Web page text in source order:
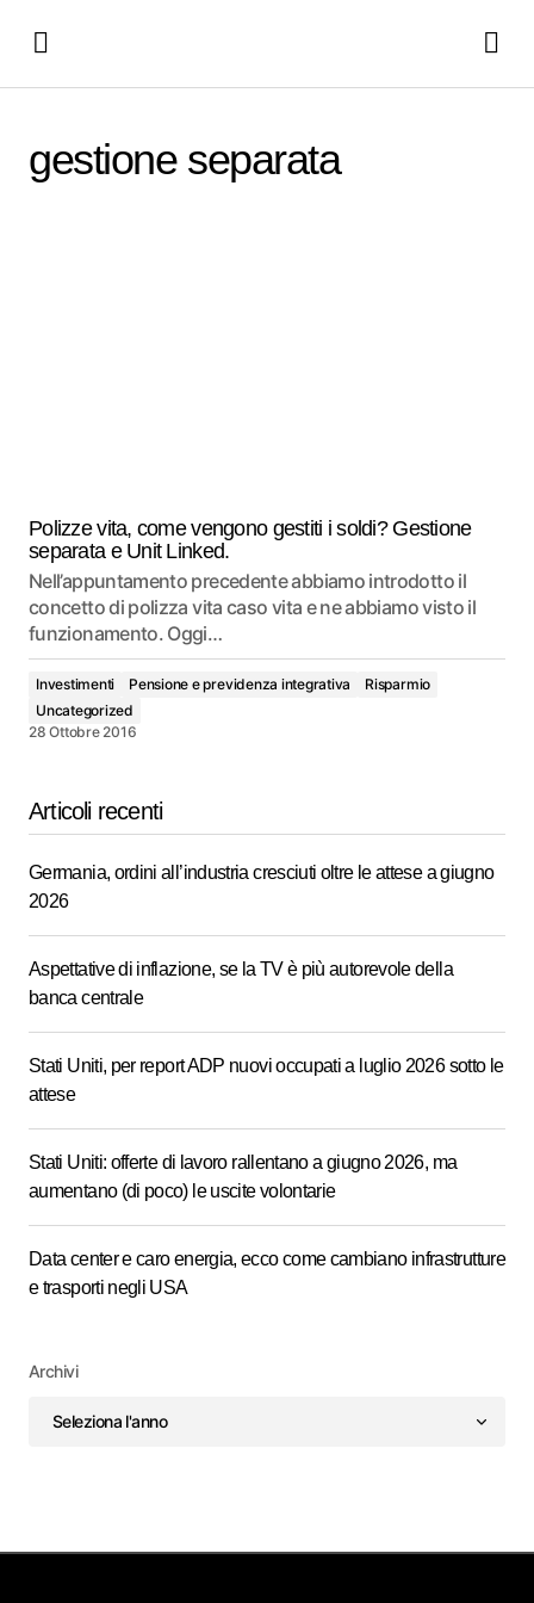
gestione separata
Polizze vita, come vengono gestiti i soldi? Gestione
separata e Unit Linked.
Nell’appuntamento precedente abbiamo introdotto il
concetto di polizza vita caso vita e ne abbiamo visto il
funzionamento. Oggi…
Investimenti Pensione e previdenza integrativa
Risparmio
Uncategorized
28 Ottobre 2016
Articoli recenti
Germania, ordini all’industria cresciuti oltre le attese a giugno
2026
Aspettative di inflazione, se la TV è più autorevole della
banca centrale
Stati Uniti, per report ADP nuovi occupati a luglio 2026 sotto le
attese
Stati Uniti: offerte di lavoro rallentano a giugno 2026, ma
aumentano (di poco) le uscite volontarie
Data center e caro energia, ecco come cambiano infrastrutture
e trasporti negli USA
Archivi